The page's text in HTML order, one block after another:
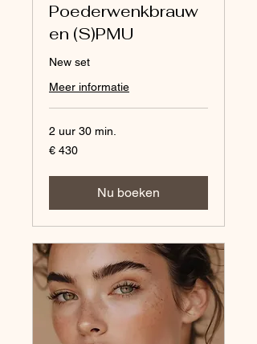
Poederwenkbrauw
en (S)PMU
New set
Meer informatie
2 uur 30 min.
430
euro
€ 430
Nu boeken